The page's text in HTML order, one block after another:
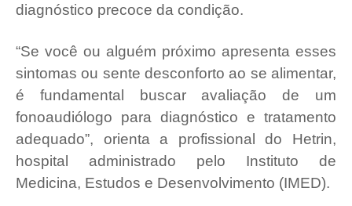
diagnóstico precoce da condição.
“Se você ou alguém próximo apresenta esses
sintomas ou sente desconforto ao se alimentar,
é fundamental buscar avaliação de um
fonoaudiólogo para diagnóstico e tratamento
adequado”, orienta a profissional do Hetrin,
hospital administrado pelo Instituto de
Medicina, Estudos e Desenvolvimento (IMED).